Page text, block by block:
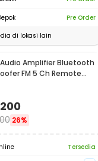
Pre Order
di lokasi lain
Amplifier Bluetooth
FM 5 Ch Remote
26%
Tersedia